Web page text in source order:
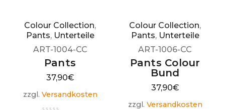
Colour Collection,
Pants, Unterteile
ART-1004-CC
Pants
37,90€
zzgl. Versandkosten
Colour Collection,
Pants, Unterteile
ART-1006-CC
Pants Colour
Bund
37,90€
zzgl. Versandkosten